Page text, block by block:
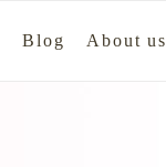
Blog About us